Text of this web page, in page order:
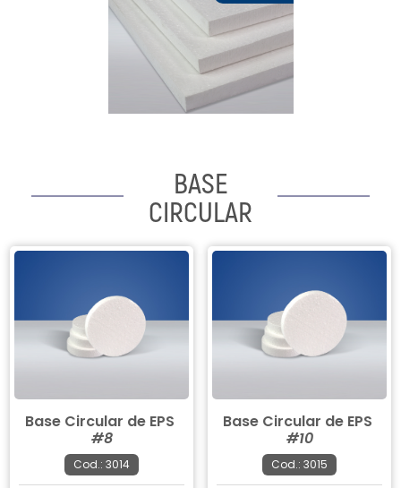
BASE
CIRCULAR
Base Circular de EPS
#8
Cod.: 3014
Base Circular de EPS
#10
Cod.: 3015